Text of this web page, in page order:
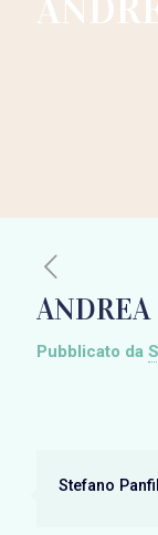
Pubblicato da
Stefano